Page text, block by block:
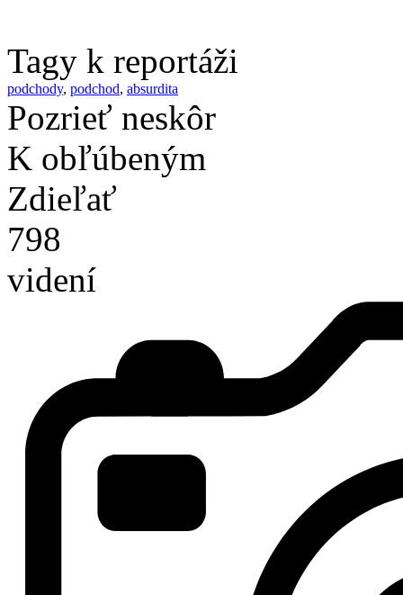
Tagy k reportáži
podchody, podchod, absurdita
Pozrieť neskôr
K obľúbeným
Zdieľať
798
videní